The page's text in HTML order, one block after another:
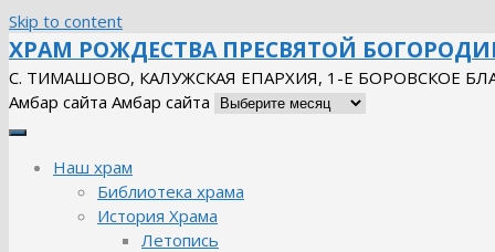
Skip to content
ХРАМ РОЖДЕСТВА ПРЕСВЯТОЙ
С. ТИМАШОВО, КАЛУЖСКАЯ ЕПАРХИЯ, 1-Е БОРОВСКОЕ
Амбар сайта Амбар сайта
Наш храм
Библиотека храма
История Храма
Летопись